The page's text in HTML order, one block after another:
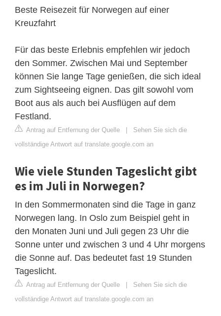
Beste Reisezeit für Norwegen auf einer
Kreuzfahrt
Für das beste Erlebnis empfehlen wir jedoch
den Sommer. Zwischen Mai und September
können Sie lange Tage genießen, die sich ideal
zum Sightseeing eignen. Das gilt sowohl vom
Boot aus als auch bei Ausflügen auf dem
Festland.
Antrag auf Entfernung der Quelle | Sehen Sie sich die
vollständige Antwort auf translate.google.com an
Wie viele Stunden Tageslicht gibt
es im Juli in Norwegen?
In den Sommermonaten sind die Tage in ganz
Norwegen lang. In Oslo zum Beispiel geht in
den Monaten Juni und Juli gegen 23 Uhr die
Sonne unter und zwischen 3 und 4 Uhr morgens
die Sonne auf. Das bedeutet fast 19 Stunden
Tageslicht.
Antrag auf Entfernung der Quelle | Sehen Sie sich die
vollständige Antwort auf translate.google.com an